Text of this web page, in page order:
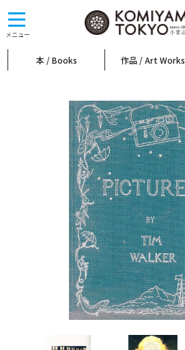
メニュー
toggle
navigation
本 / Books 作品 / Art Works